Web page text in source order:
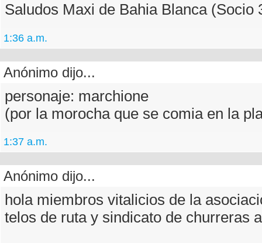
Saludos Maxi de Bahia Blanca (Socio
1:36 a.m.
Anónimo dijo...
personaje: marchione
(por la morocha que se comia en la
1:37 a.m.
Anónimo dijo...
hola miembros vitalicios de la
telos de ruta y sindicato de churreras